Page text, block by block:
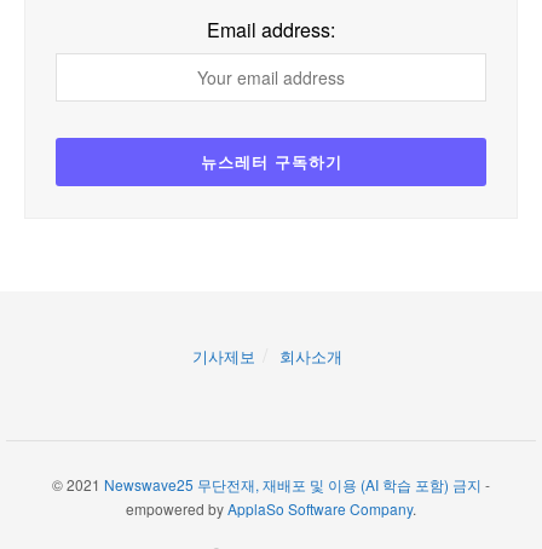
Email address:
기사제보 회사소개
© 2021 Newswave25 무단전재, 재배포 및 이용 (AI 학습 포함) 금지 -
empowered byApplaSo Software Company.